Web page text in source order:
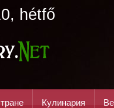
hétfő
Кулинария